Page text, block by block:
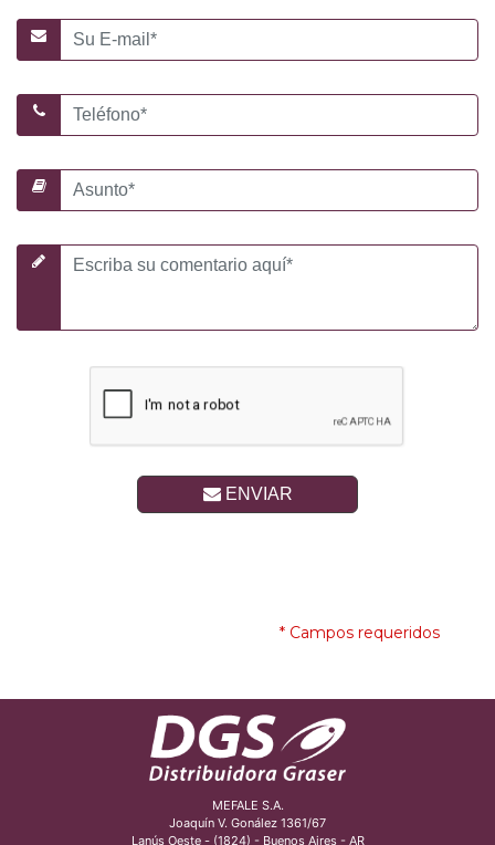
ENVIAR
* Campos requeridos
MEFALE S.A.
Joaquín V. Gonález 1361/67
Lanús Oeste - (1824) - Buenos Aires - AR